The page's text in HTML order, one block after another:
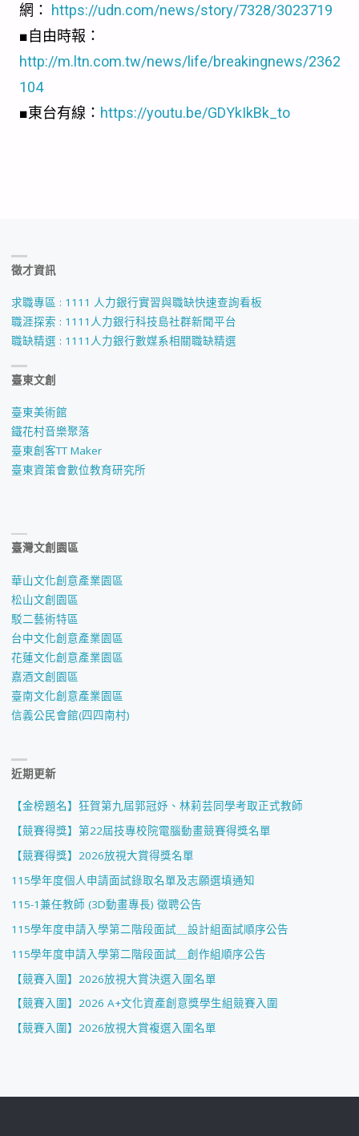
網： https://udn.com/news/story/7328/3023719
■自由時報：
http://m.ltn.com.tw/news/life/breakingnews/2362
104
■東台有線： https://youtu.be/GDYkIkBk_to
徵才資訊
求職專區 : 1111 人力銀行實習與職缺快速查詢看板
職涯探索 : 1111人力銀行科技島社群新聞平台
職缺精選 : 1111人力銀行數媒系相關職缺精選
臺東文創
臺東美術館
鐵花村音樂聚落
臺東創客TT Maker
臺東資策會數位教育研究所
臺灣文創園區
華山文化創意產業園區
松山文創園區
駁二藝術特區
台中文化創意產業園區
花蓮文化創意產業園區
嘉酒文創園區
臺南文化創意產業園區
信義公民會館(四四南村)
近期更新
【金榜題名】狂賀第九屆郭冠妤、林莉芸同學考取正式教師
【競賽得獎】第22屆技專校院電腦動畫競賽得獎名單
【競賽得獎】2026放視大賞得獎名單
115學年度個人申請面試錄取名單及志願選填通知
115-1兼任教師 (3D動畫專長) 徵聘公告
115學年度申請入學第二階段面試＿設計組面試順序公告
115學年度申請入學第二階段面試＿創作組順序公告
【競賽入圍】2026放視大賞決選入圍名單
【競賽入圍】2026 A+文化資產創意獎學生組競賽入圍
【競賽入圍】2026放視大賞複選入圍名單